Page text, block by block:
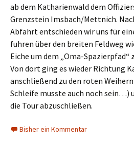
ab dem Katharienwald dem
Grenzstein Imsbach/Mettnich.
Abfahrt entschieden wir uns für
fuhren über den breiten Feldweg
Eiche um dem „Oma-Spazierpfad“
Von dort ging es wieder Richtung
anschließend zu den roten
Schleife musste auch noch sein…)
die Tour abzuschließen.
Bisher ein Kommentar